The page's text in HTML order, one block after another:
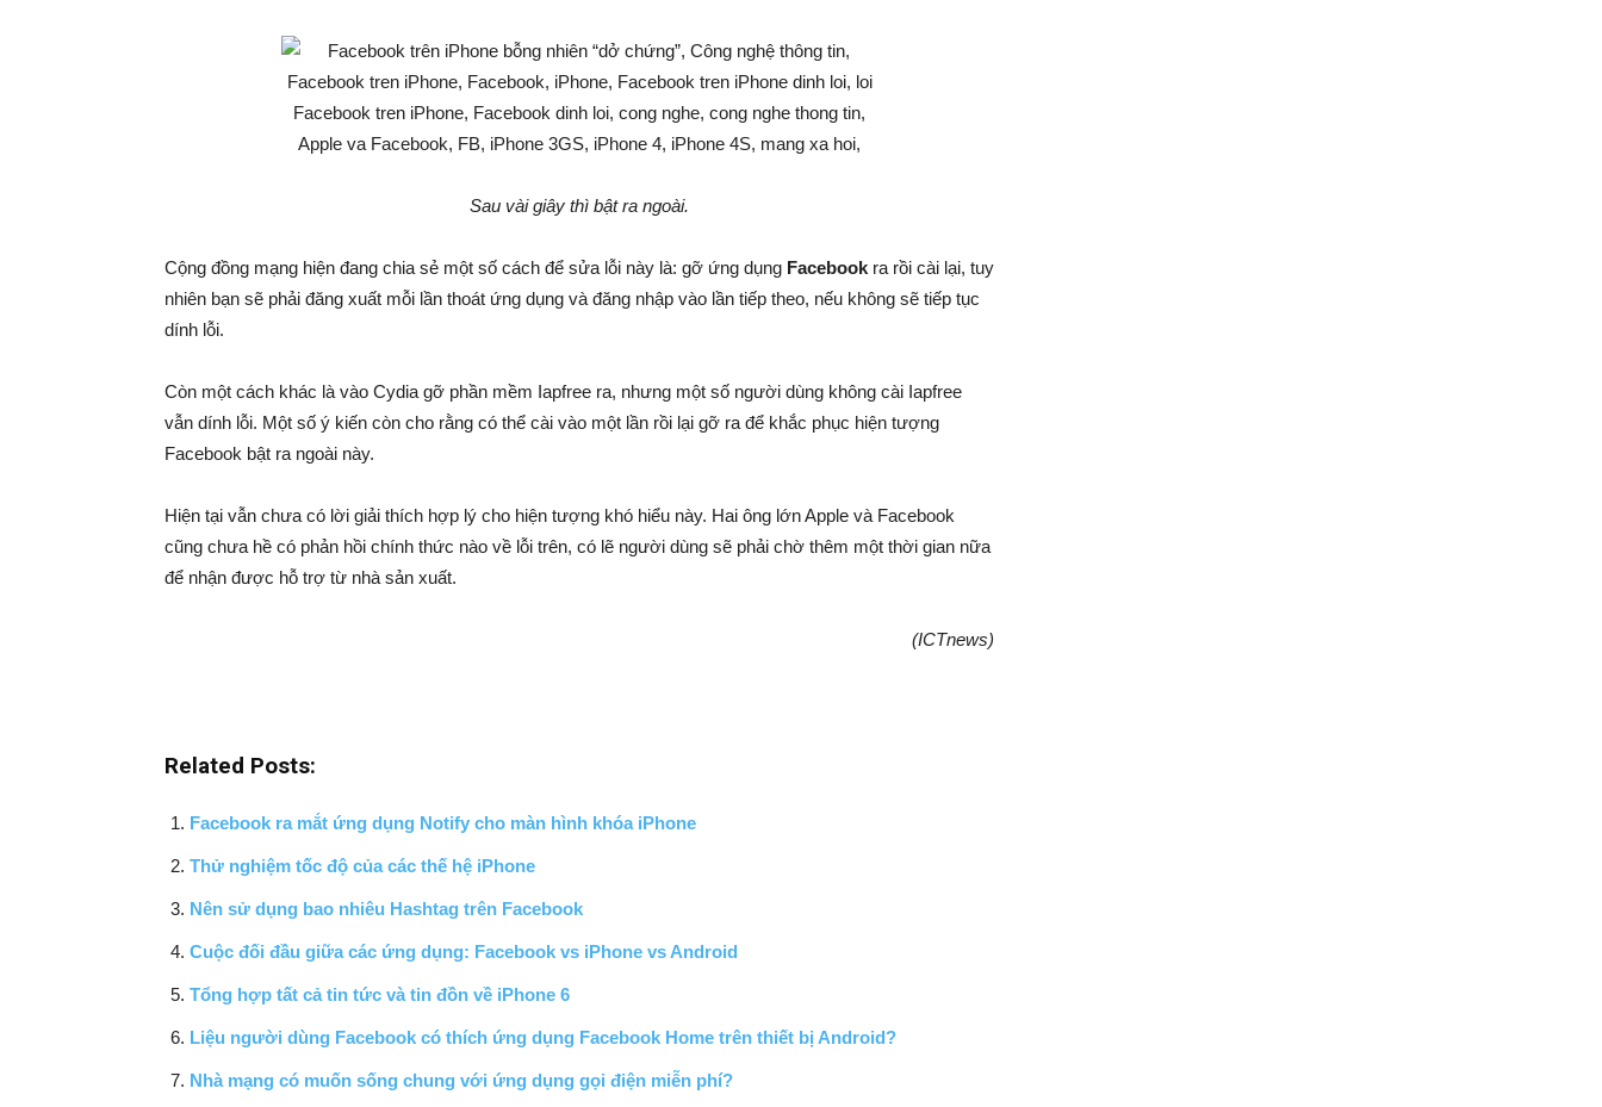
Sau vài giây thì bật ra ngoài.
Cộng đồng mạng hiện đang chia sẻ một số cách để sửa lỗi này là: gỡ ứng dụng Facebook ra rồi cài lại, tuy
nhiên bạn sẽ phải đăng xuất mỗi lần thoát ứng dụng và đăng nhập vào lần tiếp theo, nếu không sẽ tiếp tục
dính lỗi.
Còn một cách khác là vào Cydia gỡ phần mềm Iapfree ra, nhưng một số người dùng không cài Iapfree
vẫn dính lỗi. Một số ý kiến còn cho rằng có thể cài vào một lần rồi lại gỡ ra để khắc phục hiện tượng
Facebook bật ra ngoài này.
Hiện tại vẫn chưa có lời giải thích hợp lý cho hiện tượng khó hiểu này. Hai ông lớn Apple và Facebook
cũng chưa hề có phản hồi chính thức nào về lỗi trên, có lẽ người dùng sẽ phải chờ thêm một thời gian nữa
để nhận được hỗ trợ từ nhà sản xuất.
(ICTnews)
Related Posts:
Facebook ra mắt ứng dụng Notify cho màn hình khóa iPhone
Thử nghiệm tốc độ của các thế hệ iPhone
Nên sử dụng bao nhiêu Hashtag trên Facebook
Cuộc đối đầu giữa các ứng dụng: Facebook vs iPhone vs Android
Tổng hợp tất cả tin tức và tin đồn về iPhone 6
Liệu người dùng Facebook có thích ứng dụng Facebook Home trên thiết bị Android?
Nhà mạng có muốn sống chung với ứng dụng gọi điện miễn phí?